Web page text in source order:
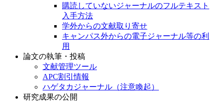
購読していないジャーナルのフルテキスト
入手方法
学外からの文献取り寄せ
キャンパス外からの電子ジャーナル等の利
用
論文の執筆・投稿
文献管理ツール
APC割引情報
ハゲタカジャーナル（注意喚起）
研究成果の公開